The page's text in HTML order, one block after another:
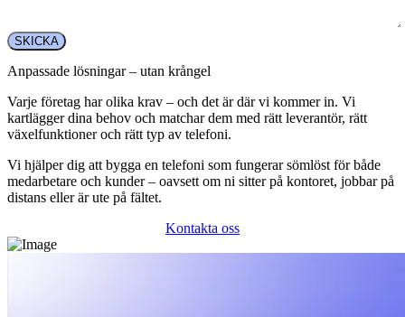
Anpassade lösningar – utan krångel
Varje företag har olika krav – och det är där vi kommer in. Vi
kartlägger dina behov och matchar dem med rätt leverantör, rätt
växelfunktioner och rätt typ av telefoni.
Vi hjälper dig att bygga en telefoni som fungerar sömlöst för både
medarbetare och kunder – oavsett om ni sitter på kontoret, jobbar på
distans eller är ute på fältet.
Kontakta oss